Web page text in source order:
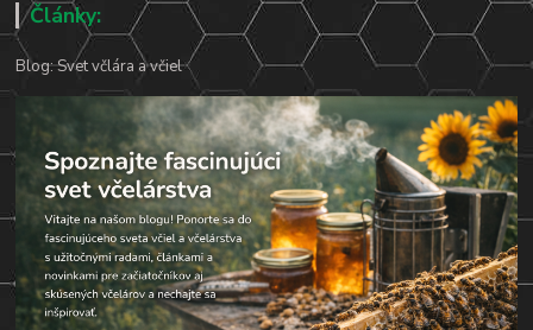
Články:
Blog: Svet včlára a včiel